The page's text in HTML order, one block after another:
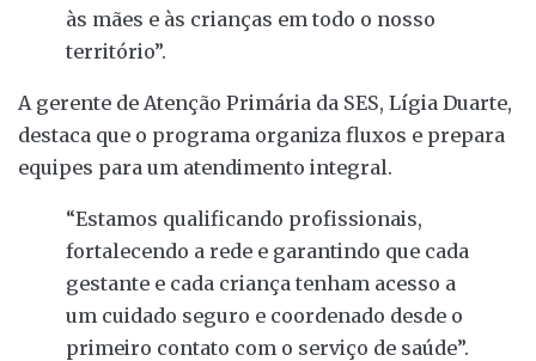
às mães e às crianças em todo o nosso
território”.
A gerente de Atenção Primária da SES, Lígia Duarte,
destaca que o programa organiza fluxos e prepara
equipes para um atendimento integral.
“Estamos qualificando profissionais,
fortalecendo a rede e garantindo que cada
gestante e cada criança tenham acesso a
um cuidado seguro e coordenado desde o
primeiro contato com o serviço de saúde”.